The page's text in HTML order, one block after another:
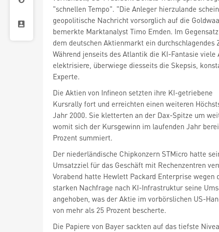
"schnellen Tempo". "Die Anleger hierzulande
geopolitische Nachricht vorsorglich auf die
bemerkte Marktanalyst Timo Emden. Im
dem deutschen Aktienmarkt ein durchschlagendes
Während jenseits des Atlantik die KI-Fantasie viele
elektrisiere, überwiege diesseits die Skepsis,
Experte.
Die Aktien von Infineon setzten ihre KI-getriebene
Kursrally fort und erreichten einen weiteren
Jahr 2000. Sie kletterten an der Dax-Spitze um
womit sich der Kursgewinn im laufenden Jahr
Prozent summiert.
Der niederländische Chipkonzern STMicro hatte
Umsatzziel für das Geschäft mit Rechenzentren
Vorabend hatte Hewlett Packard Enterprise wegen
starken Nachfrage nach KI-Infrastruktur seine
angehoben, was der Aktie im vorbörslichen US-
von mehr als 25 Prozent bescherte.
Die Papiere von Bayer sackten auf das tiefste